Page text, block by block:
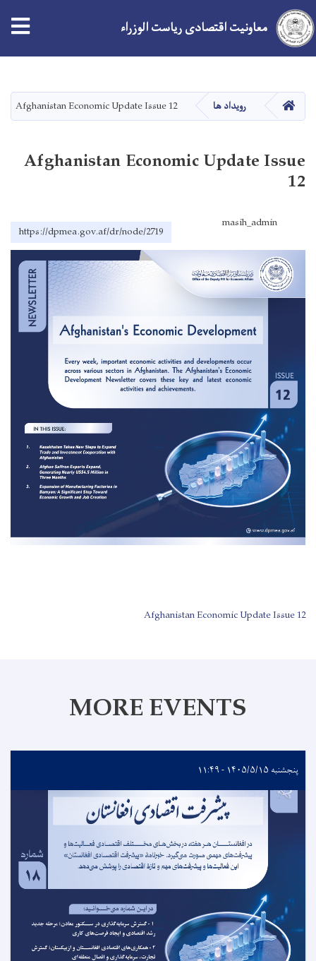
main
content
معاونیت اقتصادی ریاست الوزراء
صفحه اصلیرویداد ها Afghanistan Economic Update Issue 12
Afghanistan Economic Update Issue
12
masih_admin
https://dpmea.gov.af/dr/node/2719
Afghanistan Economic Update Issue 12
MORE EVENTS
پنجشنبه ۱۴۰۵/۵/۱۵ - ۱۱:۴۹